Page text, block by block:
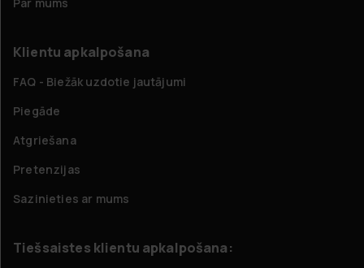
Klientu apkalpošana
FAQ - Biežāk uzdotie jautājumi
Piegāde
Atgriešana
Pretenzijas
Sazinieties ar mums
Tiešsaistes klientu apkalpošana: